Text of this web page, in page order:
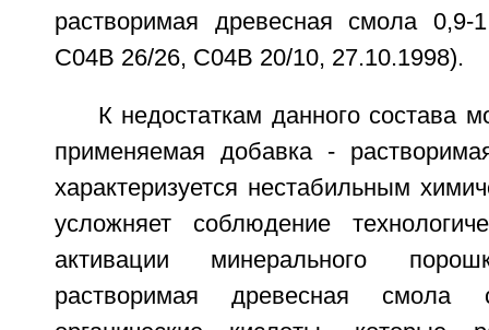
растворимая древесная смола 0,9-
C04B 26/26, C04B 20/10, 27.10.1998).
К недостаткам данного состава
применяемая добавка -
характеризуется нестабильным
усложняет соблюдение
активации минерального
растворимая древесная смола